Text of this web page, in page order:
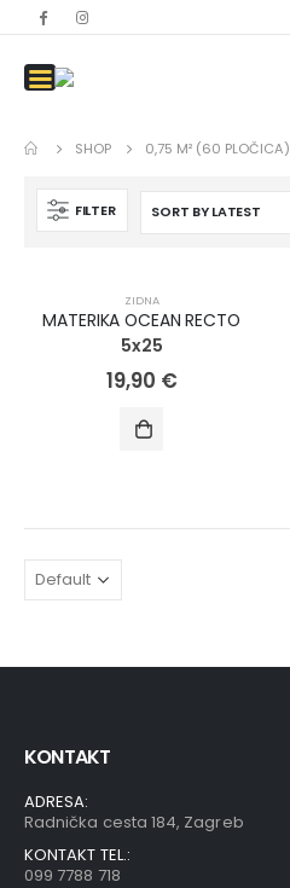
SHOP 0,75 M² (60 PLOČICA)
FILTER
ZIDNA
MATERIKA OCEAN RECTO
5x25
19,90 €
KONTAKT
ADRESA:
Radnička cesta 184, Zagreb
KONTAKT TEL.:
099 7788 718